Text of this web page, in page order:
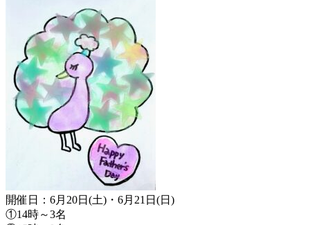
開催日：6月20日(土)・6月21日(日)
①14時～3名